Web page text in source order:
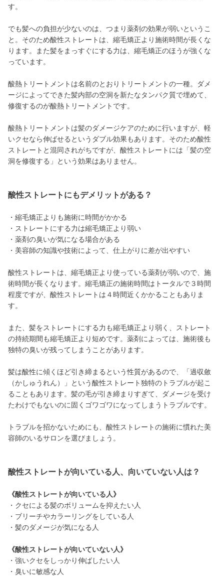
す。
でも髪への負担が少ないのは、つまり薬剤の効果が弱いというこ
と。そのため酸性ストレートは、縮毛矯正より施術時間が長くな
ります。また髪をまっすぐにする力は、縮毛矯正のほうが強くな
っています。
酸熱トリートメントは名前のとおりトリートメントの一種。ダメ
ージによってできた髪内部の空洞を新たなタンパク質で埋めて、
修復するのが酸熱トリートメントです。
酸熱トリートメントは髪のダメージケアのために行いますが、軽
いクセなら伸ばせるというダブル効果もあります。そのため酸性
ストレートと混同されがちですが、酸性ストレートには「髪の空
洞を修復する」という効果はありません。
酸性ストレートにもデメリットがある？
・縮毛矯正よりも施術に時間がかかる
・ストレートにする力は縮毛矯正より弱い
・薬剤の臭いが気になる場合がある
・美容師の知識や技術によって、仕上がりに差が出やすい
酸性ストレートは、縮毛矯正より使っている薬剤が弱いので、施
術時間が長くなります。縮毛矯正の施術時間はトータルで３時間
程度ですが、酸性ストレートは４時間近くかかることもありま
す。
また、髪をストレートにする力も縮毛矯正より弱く、ストレート
の持続期間も縮毛矯正より短めです。薬剤によっては、施術後も
独特の臭いが残ってしまうことがあります。
髪は酸性に傾くほど引き締まるという性質があるので、「過収斂
（かしゅうれん）」という酸性ストレート独特のトラブルが起こ
ることもあります。髪の毛が引き締まりすぎて、ダメージを受け
たわけでもないのに固くゴワゴワになってしまうトラブルです。
トラブルを招かないためにも、酸性ストレートの施術に慣れた美
容師のいるサロンを選びましょう。
酸性ストレートが向いている人、向いていない人は？
《酸性ストレートが向いている人》
・クセによる髪のボリュームを抑えたい人
・ブリーチやカラーリングをしている人
・髪のダメージが気になる人
《酸性ストレートが向いていない人》
・強いクセをしっかり伸ばしたい人
・臭いに敏感な人